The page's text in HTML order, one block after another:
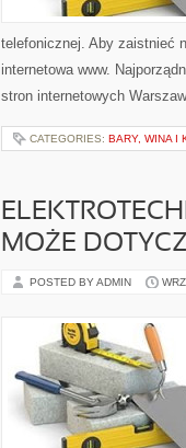
telefonicznej. Aby zaistnieć
internetowa www.
stron internetowych
CATEGORIES: BARY, WINA I
MOŻE
POSTED BY ADMIN